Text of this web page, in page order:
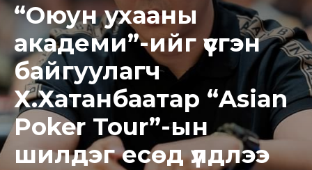
“Оюун ухааны
академи”-ийг үүсгэн
байгуулагч
Х.Хатанбаатар “Asian
Poker Tour”-ын
шилдэг есөд үлдлээ